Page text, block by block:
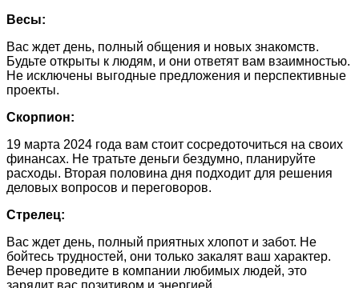
Весы:
Вас ждет день, полный общения и новых знакомств.
Будьте открыты к людям, и они ответят вам взаимностью.
Не исключены выгодные предложения и перспективные
проекты.
Скорпион:
19 марта 2024 года вам стоит сосредоточиться на своих
финансах. Не тратьте деньги бездумно, планируйте
расходы. Вторая половина дня подходит для решения
деловых вопросов и переговоров.
Стрелец:
Вас ждет день, полный приятных хлопот и забот. Не
бойтесь трудностей, они только закалят ваш характер.
Вечер проведите в компании любимых людей, это
зарядит вас позитивом и энергией.